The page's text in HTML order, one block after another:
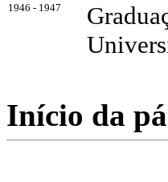
1946 - 1947
Início da